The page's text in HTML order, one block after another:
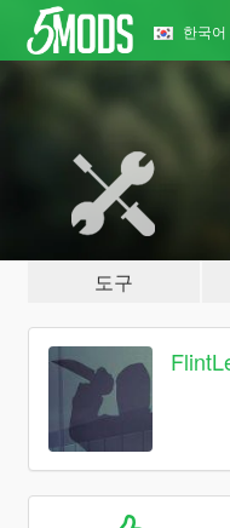
한국어
도구